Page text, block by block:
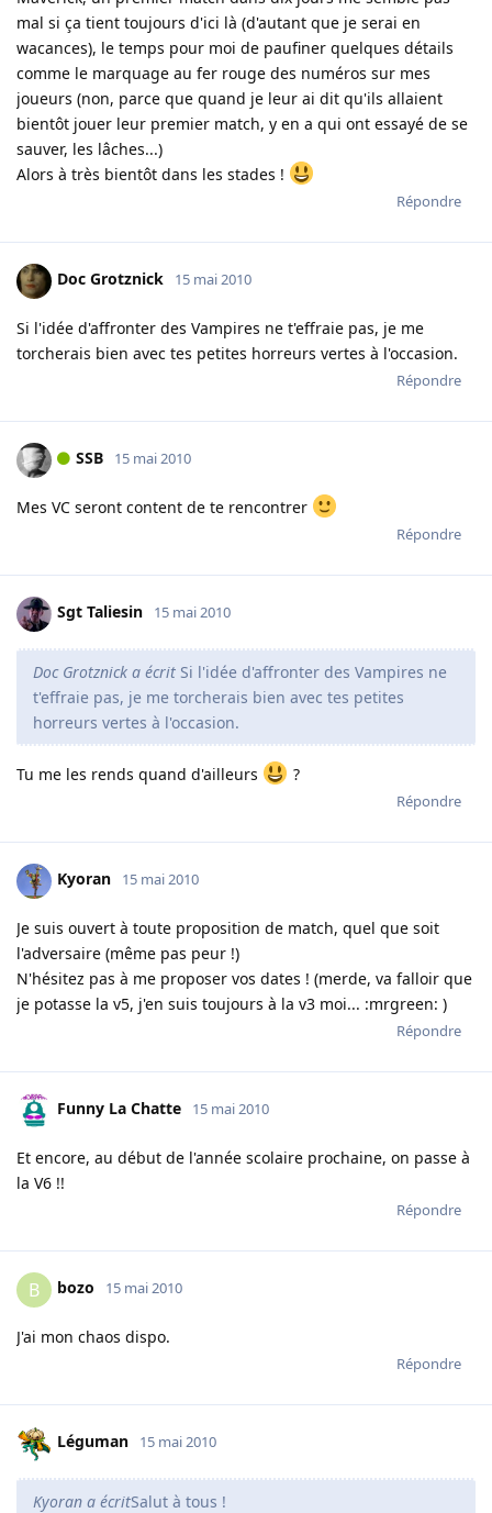
mal si ça tient toujours d'ici là (d'autant que je serai en
wacances), le temps pour moi de paufiner quelques détails
comme le marquage au fer rouge des numéros sur mes
joueurs (non, parce que quand je leur ai dit qu'ils allaient
bientôt jouer leur premier match, y en a qui ont essayé de se
sauver, les lâches...)
Alors à très bientôt dans les stades !
Répondre
Doc Grotznick 15 mai 2010
Si l'idée d'affronter des Vampires ne t'effraie pas, je me
torcherais bien avec tes petites horreurs vertes à l'occasion.
Répondre
SSB 15 mai 2010
Mes VC seront content de te rencontrer
Répondre
Sgt Taliesin 15 mai 2010
Doc Grotznick a écrit Si l'idée d'affronter des Vampires ne
t'effraie pas, je me torcherais bien avec tes petites
horreurs vertes à l'occasion.
Tu me les rends quand d'ailleurs ?
Répondre
Kyoran 15 mai 2010
Je suis ouvert à toute proposition de match, quel que soit
l'adversaire (même pas peur !)
N'hésitez pas à me proposer vos dates ! (merde, va falloir que
je potasse la v5, j'en suis toujours à la v3 moi... :mrgreen: )
Répondre
Funny La Chatte 15 mai 2010
Et encore, au début de l'année scolaire prochaine, on passe à
la V6 !!
Répondre
B bozo 15 mai 2010
J'ai mon chaos dispo.
Répondre
Léguman 15 mai 2010
Kyoran a écritSalut à tous !